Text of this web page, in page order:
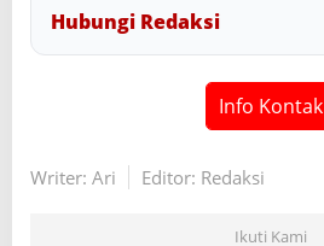
Hubungi Redaksi
Info Kontak
Writer: Ari Editor: Redaksi
Ikuti Kami